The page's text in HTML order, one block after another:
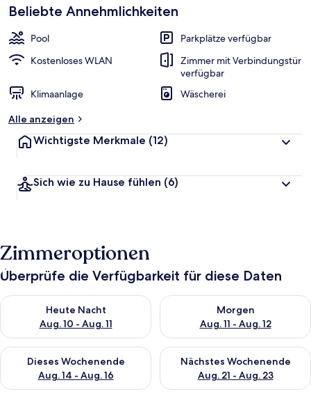
beliebt
b
r
Beliebte Annehmlichkeiten
Pool
Parkplätze verfügbar
Kostenloses WLAN
Zimmer mit Verbindungstür
verfügbar
Klimaanlage
Wäscherei
Alle anzeigen
Wichtigste Merkmale (12)
Sich wie zu Hause fühlen (6)
Zimmeroptionen
Überprüfe die Verfügbarkeit für diese Daten
Heute Nacht
Aug. 10 - Aug. 11
Überprüfe die Verfügbarkeit für heute Nacht, Aug. 10 - Aug.
Morgen
Aug. 11 - Aug. 12
Überprüfe die Verfügbarkeit
Dieses Wochenende
Aug. 14 - Aug. 16
Überprüfe die Verfügbarkeit für dieses Wochenende, Aug. 14
Nächstes Wochenende
Aug. 21 - Aug. 23
Überprüfe die Verfügbarkeit